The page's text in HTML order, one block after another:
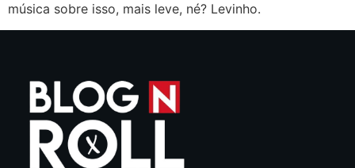
música sobre isso, mais leve, né? Levinho.